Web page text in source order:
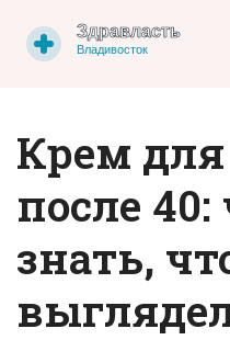
Крем
после
знать,